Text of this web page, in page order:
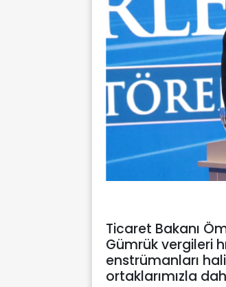
Ticaret Bakanı
Gümrük vergileri
enstrümanları
ortaklarımızla